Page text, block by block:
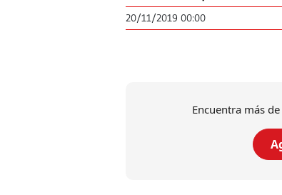
20/11/2019 00:00
Encuentra más